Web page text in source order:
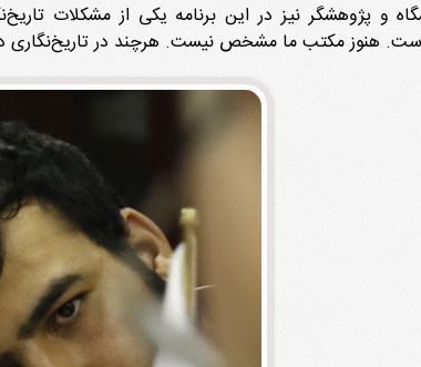
و پژوهشگر نیز در این برنامه یکی از مشکلات
است. هنوز مکتب ما مشخص نیست. هرچند در تاریخ‌نگاری